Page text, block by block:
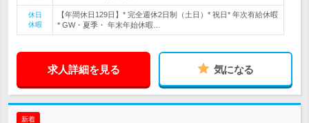
休日
休暇
【年間休日129日】* 完全週休2日制（土日）* 祝日* 年次有給休暇
* GW・夏季・ 年末年始休暇…
求人詳細を見る 気になる
新着